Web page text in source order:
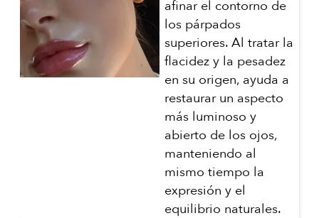
afinar el contorno de
los párpados
superiores. Al tratar la
flacidez y la pesadez
en su origen, ayuda a
restaurar un aspecto
más luminoso y
abierto de los ojos,
manteniendo al
mismo tiempo la
expresión y el
equilibrio naturales.